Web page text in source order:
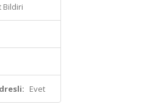
Bildiri
Evet